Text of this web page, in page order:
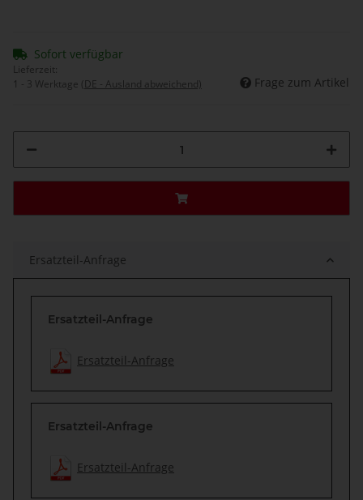
Sofort verfügbar
Lieferzeit:
1 - 3 Werktage (DE - Ausland abweichend) Frage zum Artikel
Ersatzteil-Anfrage
Ersatzteil-Anfrage
Ersatzteil-Anfrage
Ersatzteil-Anfrage
Ersatzteil-Anfrage